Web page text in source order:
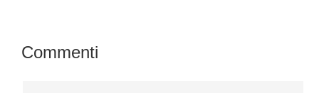
Interazioni
Commenti